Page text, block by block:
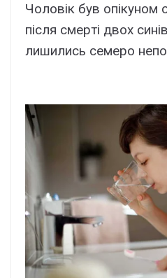
Чоловік бyв опікyном
піcля cмepті двоx
лишилиcь ceмepо